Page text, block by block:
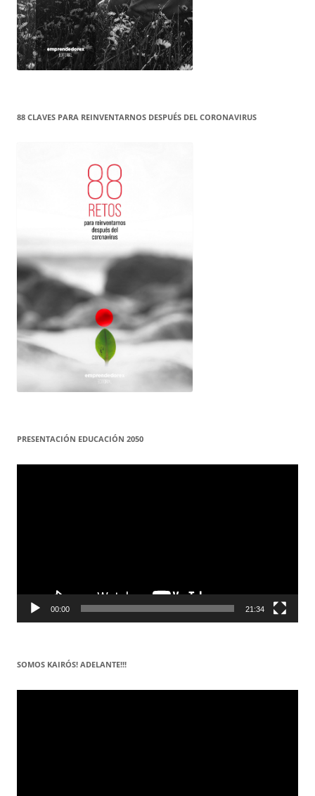
88 CLAVES PARA REINVENTARNOS DESPUÉS DEL CORONAVIRUS
PRESENTACIÓN EDUCACIÓN 2050
Reproductor
00:00 21:34
SOMOS KAIRÓS! ADELANTE!!!
Reproductor